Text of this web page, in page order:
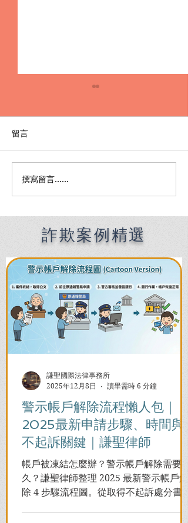
外遇出軌還敢跟我搶小
孩？別慌！3分鐘秒懂「離
偶！
留言
撰寫留言......
詐欺案例精選
警示帳戶解除流程懶人包｜
2025最新申請步驟、時間與
不起訴關鍵｜謙聖律師
帳戶被凍結怎麼辦？警示帳戶解除需要多
久？謙聖律師整理 2025 最新警示帳戶解
除 4 步驟流程圖。從取得不起訴處分書到
謙聖國際法律事務所
2025年12月8日
讀畢需時 6 分鐘